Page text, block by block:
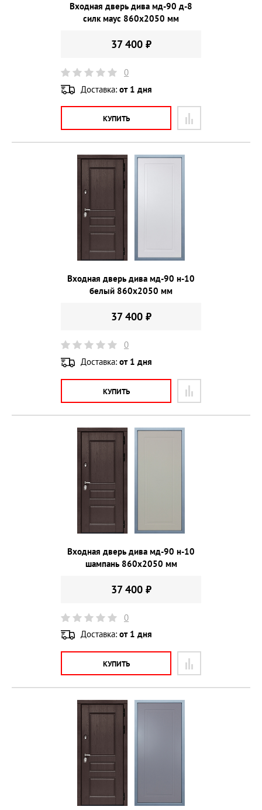
Входная дверь дива мд-90 д-8
силк маус 860х2050 мм
37 400 ₽
0
Доставка: от 1 дня
КУПИТЬ
Входная дверь дива мд-90 н-10
белый 860х2050 мм
37 400 ₽
0
Доставка: от 1 дня
КУПИТЬ
Входная дверь дива мд-90 н-10
шампань 860х2050 мм
37 400 ₽
0
Доставка: от 1 дня
КУПИТЬ